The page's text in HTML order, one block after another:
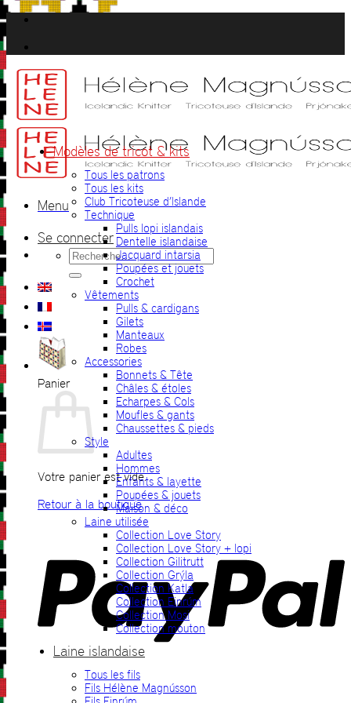
Passer
au
contenu
Menu
Se connecter
Recherche
pour :
Panier
Votre panier est vide.
Retour à la boutique
Modèles de tricot & kits
Tous les patrons
Tous les kits
Club Tricoteuse d’Islande
Technique
Pulls lopi islandais
Dentelle islandaise
Jacquard intarsia
Poupées et jouets
Crochet
Vêtements
Pulls & cardigans
Gilets
Manteaux
Robes
Accessories
Bonnets & Tête
Châles & étoles
Echarpes & Cols
Moufles & gants
Chaussettes & pieds
Style
Adultes
Hommes
Enfants & layette
Poupées & jouets
Maison & déco
Laine utilisée
Collection Love Story
Collection Love Story + lopi
Collection Gilitrutt
Collection Grýla
Collection Katla
Collection Einrúm
Collection Mosi
Collection mouton
Laine islandaise
Tous les fils
Fils Hélène Magnússon